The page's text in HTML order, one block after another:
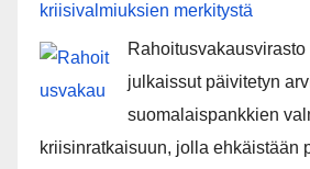
kriisivalmiuksien merkitystä
Rahoitusvakausvirasto
julkaissut päivitetyn
suomalaispankkien
kriisinratkaisuun, jolla ehkäistään